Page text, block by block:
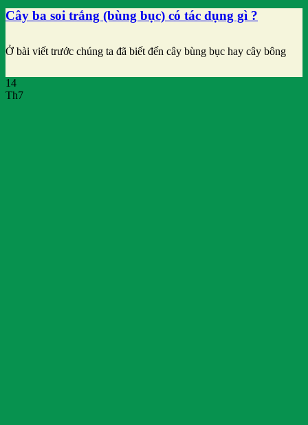
Cây ba soi trắng (bùng bục) có tác dụng gì ?
Ở bài viết trước chúng ta đã biết đến cây bùng bục hay cây bông
14
Th7